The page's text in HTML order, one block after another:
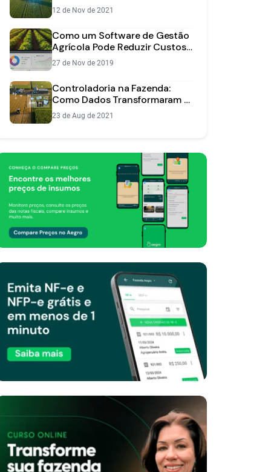
Sucesso da Sua Fazenda
12 de Nov de 2021
Como um Software de Gestão
Agrícola Pode Reduzir Custos
na Sua Fazenda
27 de Nov de 2019
Controladoria na Fazenda:
Como Dados Transformaram a
Schangri-lá
23 de Aug de 2021